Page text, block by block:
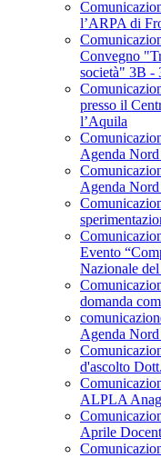
l’ARPA di
Convegno
società" 3B -
presso il
l’Aquila
Agenda
Agenda Nord
Evento
Nazionale
domanda
Agenda
d'ascolto
ALPLA
Aprile